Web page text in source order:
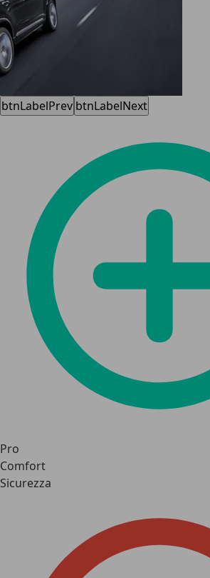
btnLabelPrev btnLabelNext
Pro
Comfort
Sicurezza